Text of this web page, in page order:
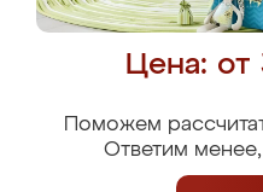
Цена:
Поможем
Ответим